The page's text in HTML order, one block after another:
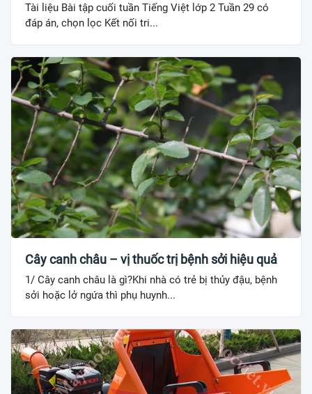
Tài liệu Bài tập cuối tuần Tiếng Việt lớp 2 Tuần 29 có
đáp án, chọn lọc Kết nối tri...
Cây canh châu – vị thuốc trị bệnh sởi hiệu quả
1/ Cây canh châu là gì?Khi nhà có trẻ bị thủy đậu, bệnh
sởi hoặc lở ngứa thì phụ huynh...